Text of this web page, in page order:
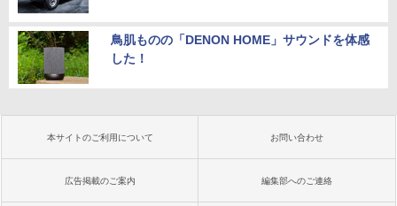
鳥肌ものの「DENON HOME」サウンドを体感
した！
本サイトのご利用について お問い合わせ
広告掲載のご案内 編集部へのご連絡